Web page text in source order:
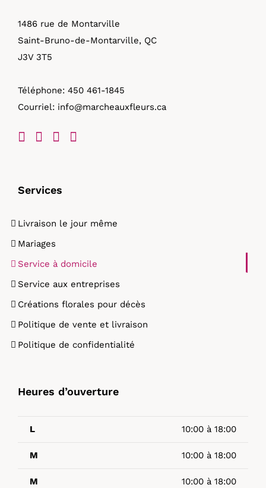
1486 rue de Montarville
Saint-Bruno-de-Montarville, QC
J3V 3T5
Téléphone: 450 461-1845
Courriel: info@marcheauxfleurs.ca
Services
Livraison le jour même
Mariages
Service à domicile
Service aux entreprises
Créations florales pour décès
Politique de vente et livraison
Politique de confidentialité
Heures d’ouverture
L 10:00 à 18:00
M 10:00 à 18:00
M 10:00 à 18:00